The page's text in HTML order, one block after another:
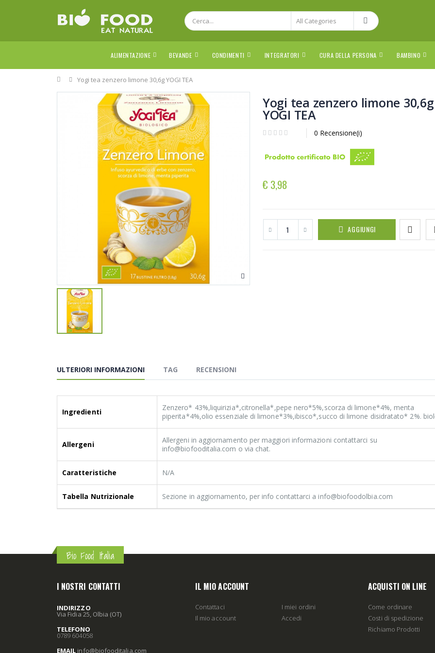
ALIMENTAZIONE BEVANDE CONDIMENTI INTEGRATORI CURA DELLA PERSONA BAMBINO
Home
Yogi tea zenzero limone 30,6g YOGI TEA
Yogi tea zenzero limone 30,6g
YOGI TEA
0 Recensione(i)
€ 3,98
AGGIUNGI
ULTERIORI INFORMAZIONI TAG RECENSIONI
Ingredienti
Zenzero* 43%,liquirizia*,citronella*,pepe nero*5%,scorza di limone*4%, menta
piperita*4%,olio essenziale di limone*3%,ibisco*,succo di limone disidratato* 2%.
Allergeni
Allergeni in aggiornamento per maggiori informazioni contattarci su
info@biofooditalia.com o via chat.
Caratteristiche N/A
Tabella Nutrizionale Sezione in aggiornamento, per info contattarci a info@biofoodolbia.com
Bio Food Italia
I NOSTRI CONTATTI
INDIRIZZO
Via Fidia 25, Olbia (OT)
TELEFONO
0789 604058
EMAIL info@biofooditalia.com
IL MIO ACCOUNT
Contattaci
Il mio account
I miei ordini
Accedi
ACQUISTI ON LINE
Come ordinare
Costi di spedizione
Richiamo Prodotti